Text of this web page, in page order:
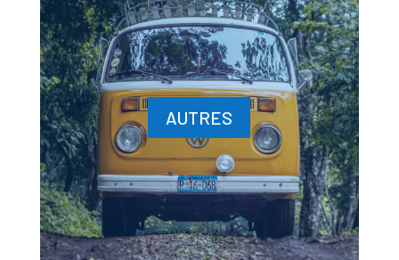
AUTRES